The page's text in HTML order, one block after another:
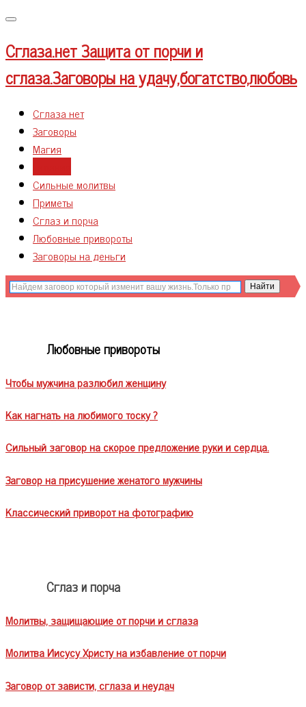
Меню
Сглаза.нетЗащита от порчи и
сглаза.Заговоры на удачу,богатство,любовь
Сглаза нет
Заговоры
Магия
Сильные молитвы
Приметы
Сглаз и порча
Любовные привороты
Заговоры на деньги
Любовные привороты
Чтобы мужчина разлюбил женщину
Как нагнать на любимого тоску ?
Сильный заговор на скорое предложение руки и сердца.
Заговор на присушение женатого мужчины
Классический приворот на фотографию
Сглаз и порча
Молитвы, защищающие от порчи и сглаза
Молитва Иисусу Христу на избавление от порчи
Заговор от зависти, сглаза и неудач